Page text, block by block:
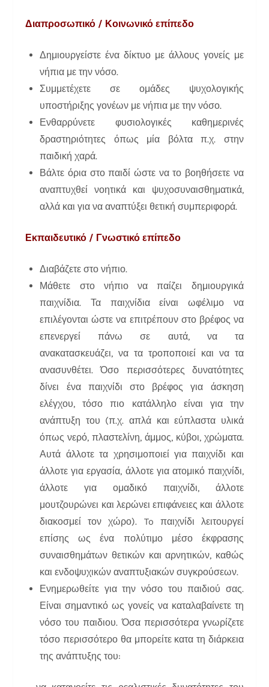
Διαπροσωπικό / Κοινωνικό επίπεδο
Δημιουργείστε ένα δίκτυο με άλλους γονείς με
νήπια με την νόσο.
Συμμετέχετε σε ομάδες ψυχολογικής
υποστήριξης γονέων με νήπια με την νόσο.
Ενθαρρύνετε φυσιολογικές καθημερινές
δραστηριότητες όπως μία βόλτα π.χ. στην
παιδική χαρά.
Βάλτε όρια στο παιδί ώστε να το βοηθήσετε να
αναπτυχθεί νοητικά και ψυχοσυναισθηματικά,
αλλά και για να αναπτύξει θετική συμπεριφορά.
Εκπαιδευτικό / Γνωστικό επίπεδο
Διαβάζετε στο νήπιο.
Μάθετε στο νήπιο να παίζει δημιουργικά
παιχνίδια. Τα παιχνίδια είναι ωφέλιμο να
επιλέγονται ώστε να επιτρέπουν στο βρέφος να
επενεργεί πάνω σε αυτά, να τα
ανακατασκευάζει, να τα τροποποιεί και να τα
ανασυνθέτει. Όσο περισσότερες δυνατότητες
δίνει ένα παιχνίδι στο βρέφος για άσκηση
ελέγχου, τόσο πιο κατάλληλο είναι για την
ανάπτυξη του (π.χ. απλά και εύπλαστα υλικά
όπως νερό, πλαστελίνη, άμμος, κύβοι, χρώματα.
Αυτά άλλοτε τα χρησιμοποιεί για παιχνίδι και
άλλοτε για εργασία, άλλοτε για ατομικό παιχνίδι,
άλλοτε για ομαδικό παιχνίδι, άλλοτε
μουτζουρώνει και λερώνει επιφάνειες και άλλοτε
διακοσμεί τον χώρο). To παιχνίδι λειτουργεί
επίσης ως ένα πολύτιμο μέσο έκφρασης
συναισθημάτων θετικών και αρνητικών, καθώς
και ενδοψυχικών αναπτυξιακών συγκρούσεων.
Ενημερωθείτε για την νόσο του παιδιού σας.
Είναι σημαντικό ως γονείς να καταλαβαίνετε τη
νόσο του παιδιου. Όσα περισσότερα γνωρίζετε
τόσο περισσότερο θα μπορείτε κατα τη διάρκεια
της ανάπτυξης του: